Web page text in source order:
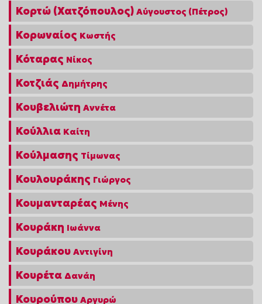
Κορτώ (Χατζόπουλος) Αύγουστος (Πέτρος)
Κορωναίος Κωστής
Κόταρας Νίκος
Κοτζιάς Δημήτρης
Κουβελιώτη Αννέτα
Κούλλια Καίτη
Κούλμασης Τίμωνας
Κουλουράκης Γιώργος
Κουμανταρέας Μένης
Κουράκη Ιωάννα
Κουράκου Αντιγίνη
Κουρέτα Δανάη
Κουρούπου Αργυρώ